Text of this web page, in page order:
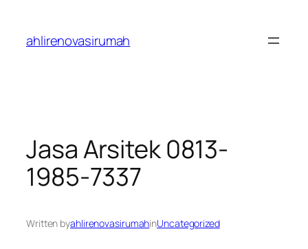
content
ahlirenovasirumah
Jasa Arsitek 0813-
1985-7337
Written byahlirenovasirumahinUncategorized